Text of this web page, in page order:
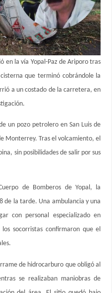
en la vía Yopal-Paz de Ariporo tras
que terminó cobrándole la
a un costado de la carretera, en
un pozo petrolero en San Luis de
Monterrey. Tras el volcamiento, el
sin posibilidades de salir por sus
de Bomberos de Yopal, la
de la tarde. Una ambulancia y una
con personal especializado en
socorristas confirmaron que el
de hidrocarburo que obligó al
se realizaban maniobras de